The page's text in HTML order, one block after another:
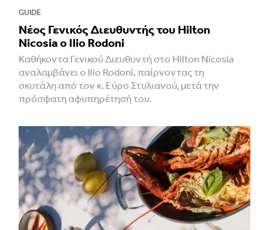
GUIDE
Νέος Γενικός Διευθυντής του Hilton
Nicosia ο Ilio Rodoni
Καθήκοντα Γενικού Διευθυντή στο Hilton Nicosia
αναλαμβάνει ο Ilio Rodoni, παίρνοντας τη
σκυτάλη από τον κ. Εύρο Στυλιανού, μετά την
πρόσφατη αφυπηρέτησή του.